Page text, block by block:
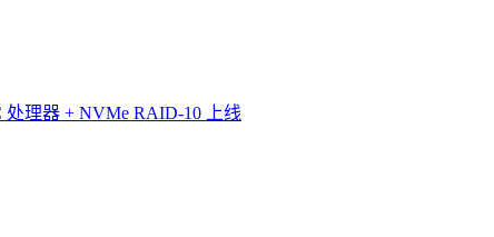
理器 + NVMe RAID-10 上线